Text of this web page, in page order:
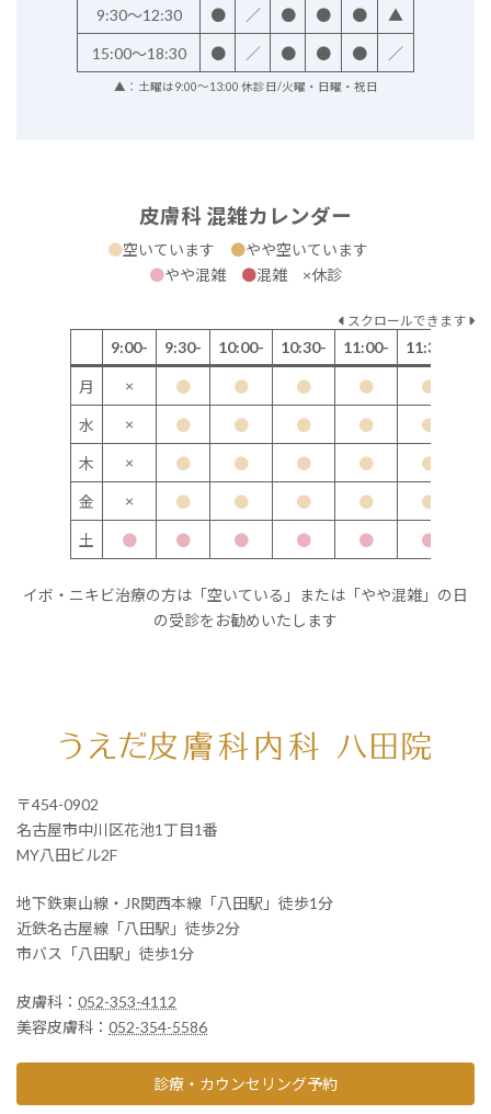
9:30～12:30 ● ／ ● ● ● ▲
15:00～18:30 ● ／ ● ● ● ／
▲：土曜は9:00～13:00 休診日/火曜・日曜・祝日
皮膚科 混雑カレンダー
●空いています ●やや空いています
●やや混雑 ●混雑 ×休診
スクロールできます
9:00- 9:30- 10:00- 10:30- 11:00- 11:30-
月 × ● ● ● ● ●
水 × ● ● ● ● ●
木 × ● ● ● ● ●
金 × ● ● ● ● ●
土 ● ● ● ● ● ●
イボ・ニキビ治療の方は「空いている」または「やや混雑」の日
の受診をお勧めいたします
〒454-0902
名古屋市中川区花池1丁目1番
MY八田ビル2F
地下鉄東山線・JR関西本線「八田駅」徒歩1分
近鉄名古屋線「八田駅」徒歩2分
市バス「八田駅」徒歩1分
皮膚科： 052-353-4112
美容皮膚科： 052-354-5586
診療・カウンセリング予約